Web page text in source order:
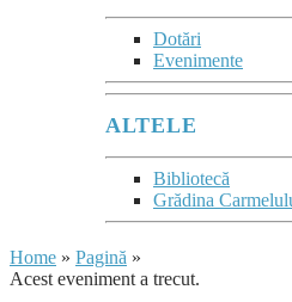
Dotări
Evenimente
ALTELE
Bibliotecă
Grădina
Home » Pagină »
Acest eveniment a trecut.